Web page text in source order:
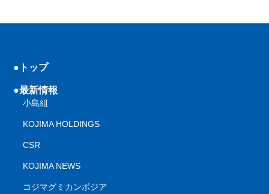
●トップ
●最新情報
小島組
KOJIMA HOLDINGS
CSR
KOJIMA NEWS
コジマグミカンボジア